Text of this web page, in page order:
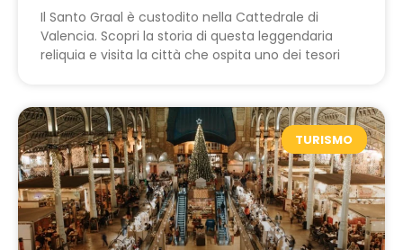
Il Santo Graal è custodito nella Cattedrale di
Valencia. Scopri la storia di questa leggendaria
reliquia e visita la città che ospita uno dei tesori
TURISMO